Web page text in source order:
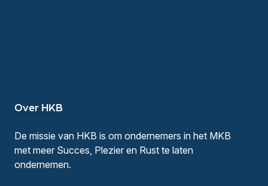
Over HKB
De missie van HKB is om ondernemers in het MKB
met meer Succes, Plezier en Rust te laten
ondernemen.